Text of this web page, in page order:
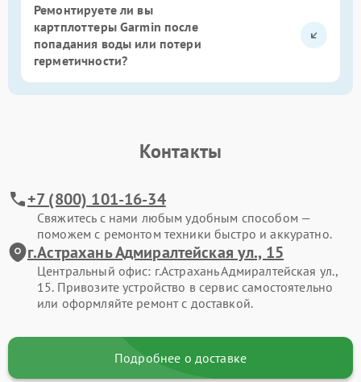
Ремонтируете ли вы
картплоттеры Garmin после
попадания воды или потери
герметичности?
Контакты
+7 (800) 101-16-34
Свяжитесь с нами любым удобным способом —
поможем с ремонтом техники быстро и аккуратно.
г.Астрахань Адмиралтейская ул., 15
Центральный офис: г.Астрахань Адмиралтейская ул.,
15. Привозите устройство в сервис самостоятельно
или оформляйте ремонт с доставкой.
Подробнее о доставке